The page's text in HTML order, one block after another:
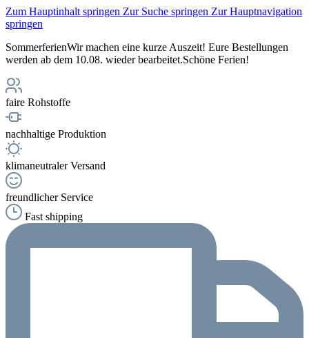
Zum Hauptinhalt springen Zur Suche springen Zur Hauptnavigation
springen
SommerferienWir machen eine kurze Auszeit! Eure Bestellungen
werden ab dem 10.08. wieder bearbeitet.Schöne Ferien!
faire Rohstoffe
nachhaltige Produktion
klimaneutraler Versand
freundlicher Service
Fast shipping